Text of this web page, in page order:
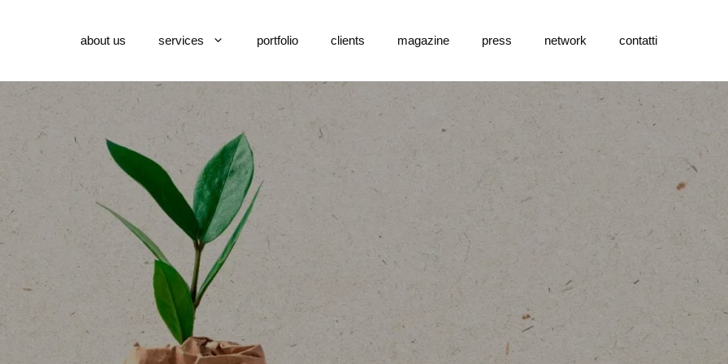
about us services portfolio clients magazine press network contatti